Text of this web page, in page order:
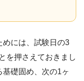
めには、試験日の3
を押さえておきまし
基礎固め、次の1ヶ